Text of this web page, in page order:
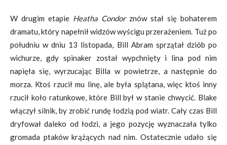
W drugim etapie Heatha Condorznów stał się bohaterem
dramatu, który napełnił widzów wyścigu przerażeniem. Tuż po
południu w dniu 13 listopada, Bill Abram sprzątał dziób po
wichurze, gdy spinaker został wypchnięty i lina pod nim
napięła się, wyrzucając Billa w powietrze, a następnie do
morza. Ktoś rzucił mu linę, ale była splątana, więc ktoś inny
rzucił koło ratunkowe, które Bill był w stanie chwycić. Blake
włączył silnik, by zrobić rundę łodzią pod wiatr. Cały czas Bill
dryfował daleko od łodzi, a jego pozycję wyznaczała tylko
gromada ptaków krążących nad nim. Ostatecznie udało się